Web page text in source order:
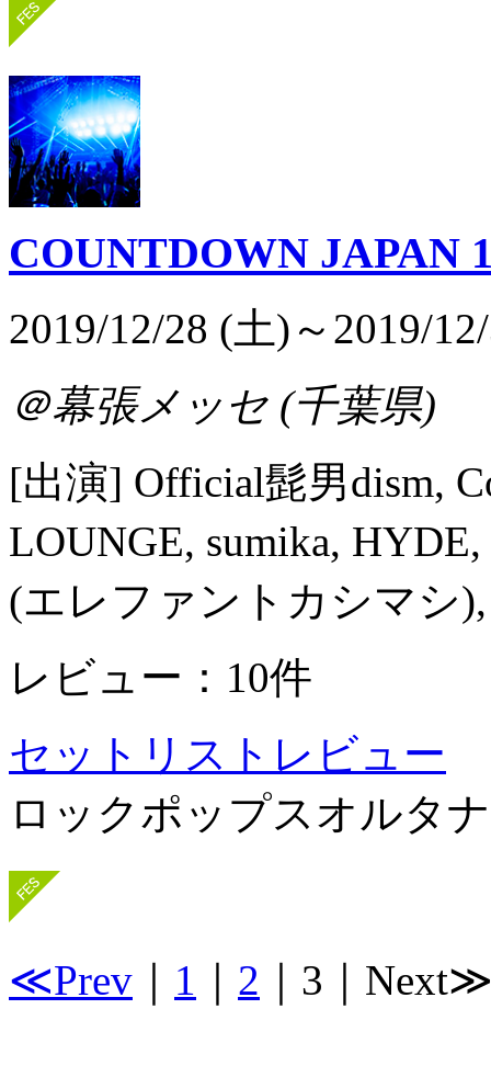
COUNTDOWN JAPAN
2019/12/28 (土)～2019/
＠幕張メッセ (千葉県)
[出演] Official髭男dism,
LOUNGE, sumika,
(エレファントカシマシ
レビュー：10件
セットリスト レビュー
ロックポップスオルタ
≪Prev 1 2 3